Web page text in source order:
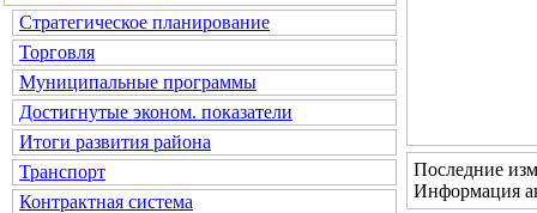
Стратегическое планирование
Торговля
Муниципальные программы
Достигнутые эконом. показатели
Итоги развития района
Транспорт
Контрактная система
Последние
Информация